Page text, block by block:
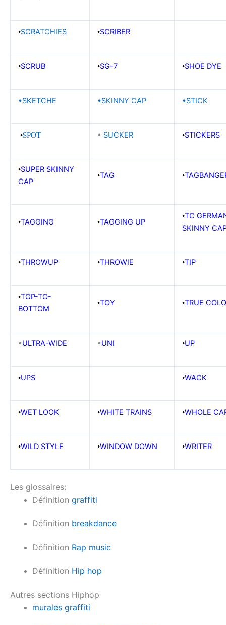
•SCRATCHIES •SCRIBER
•SCRUB •SG-7 •SHOE DYE
•SKETCHE •SKINNY CAP •STICK
•SPOT • SUCKER •STICKERS
•SUPER SKINNY
CAP
•TAG •
•TAGGING •TAGGING UP
•TC
SKINNY
•THROWUP •THROWIE •TIP
•TOP-TO-
BOTTOM
•TOY •TRUE
•ULTRA-WIDE •UNI •UP
•UPS •WACK
•WET LOOK •WHITE TRAINS •WHOLE
•WILD STYLE •WINDOW DOWN •WRITER
Les glossaires:
Définition graffiti
Définition breakdance
Définition Rap music
Définition Hip hop
Autres sections Hiphop
murales graffiti